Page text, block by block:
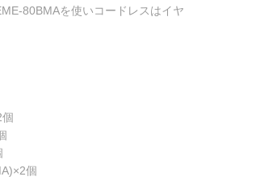
80BMAを使いコードレスはイヤ
個